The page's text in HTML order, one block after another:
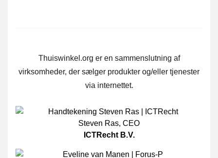
Thuiswinkel.org er en sammenslutning af
virksomheder, der sælger produkter og/eller tjenester
via internettet.
Steven Ras, CEO
ICTRecht B.V.